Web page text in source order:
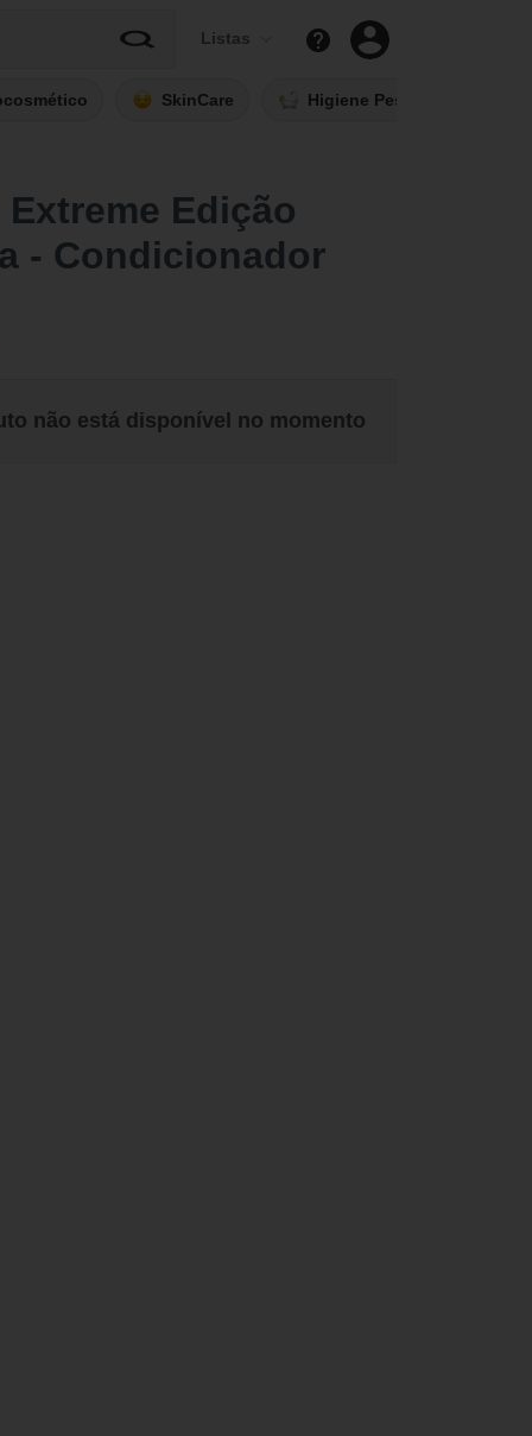
Listas
SkinCare Higiene Pessoal
Extreme Edição
- Condicionador
não está disponível no momento